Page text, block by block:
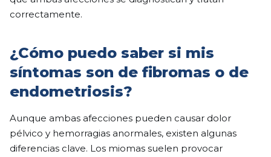
correctamente.
¿Cómo puedo saber si mis
síntomas son de fibromas o de
endometriosis?
Aunque ambas afecciones pueden causar dolor
pélvico y hemorragias anormales, existen algunas
diferencias clave. Los miomas suelen provocar